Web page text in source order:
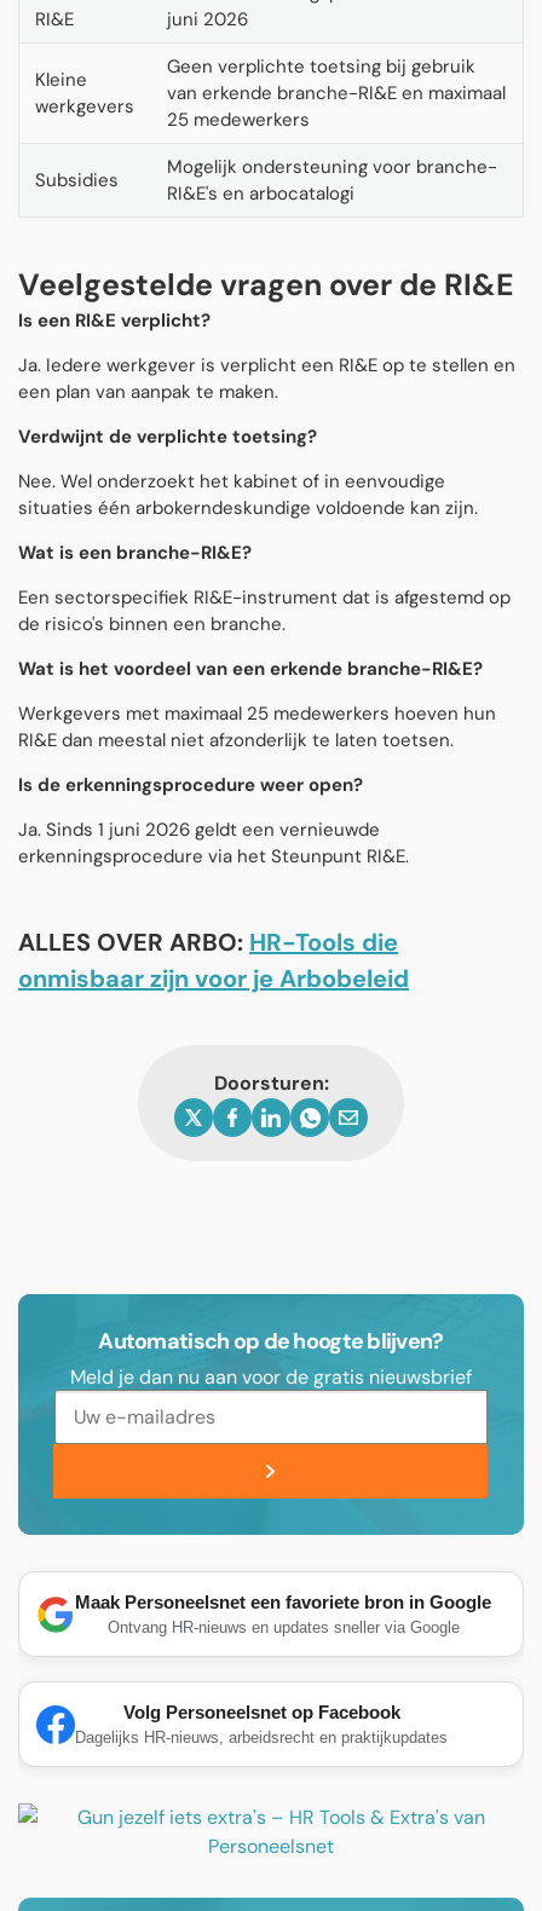
RI&E
juni 2026
Kleine
werkgevers
Geen verplichte toetsing bij gebruik
van erkende branche-RI&E en maximaal
25 medewerkers
Subsidies
Mogelijk ondersteuning voor branche-
RI&E's en arbocatalogi
Veelgestelde vragen over de RI&E
Is een RI&E verplicht?
Ja. Iedere werkgever is verplicht een RI&E op te stellen en
een plan van aanpak te maken.
Verdwijnt de verplichte toetsing?
Nee. Wel onderzoekt het kabinet of in eenvoudige
situaties één arbokerndeskundige voldoende kan zijn.
Wat is een branche-RI&E?
Een sectorspecifiek RI&E-instrument dat is afgestemd op
de risico's binnen een branche.
Wat is het voordeel van een erkende branche-RI&E?
Werkgevers met maximaal 25 medewerkers hoeven hun
RI&E dan meestal niet afzonderlijk te laten toetsen.
Is de erkenningsprocedure weer open?
Ja. Sinds 1 juni 2026 geldt een vernieuwde
erkenningsprocedure via het Steunpunt RI&E.
ALLES OVER ARBO: HR-Tools die
onmisbaar zijn voor je Arbobeleid
Doorsturen:
Automatisch op de hoogte blijven?
Meld je dan nu aan voor de gratis nieuwsbrief
Maak Personeelsnet een favoriete bron in Google
Ontvang HR-nieuws en updates sneller via Google
Volg Personeelsnet op Facebook
Dagelijks HR-nieuws, arbeidsrecht en praktijkupdates